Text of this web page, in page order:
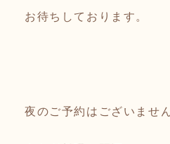
お待ちしております。
夜のご予約はございません